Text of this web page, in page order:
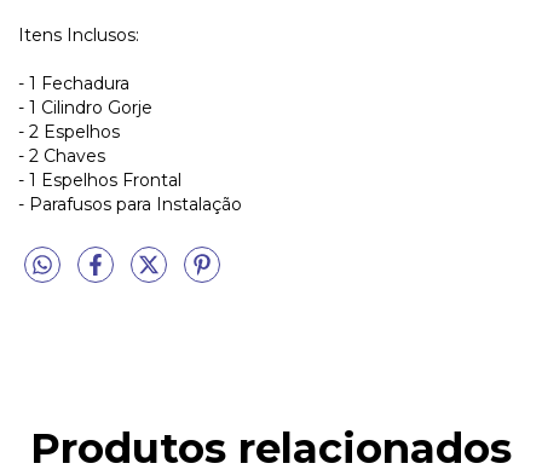
Itens Inclusos:
- 1 Fechadura
- 1 Cilindro Gorje
- 2 Espelhos
- 2 Chaves
- 1 Espelhos Frontal
- Parafusos para Instalação
Produtos relacionados